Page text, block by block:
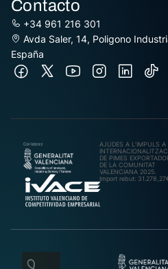
Contacto
+34 961 216 301
Avda Saler, 14, Poligono
España
AJUDES A L’IMPULS A
DE PIMES
DE LA COMUNITAT
VALENCIANA 2025.
Import rebut: